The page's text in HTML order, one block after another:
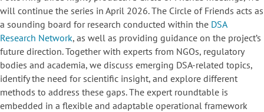
will continue the series in April 2026. The Circle of Friends acts as
a sounding board for research conducted within the DSA
Research Network, as well as providing guidance on the project’s
future direction. Together with experts from NGOs, regulatory
bodies and academia, we discuss emerging DSA-related topics,
identify the need for scientific insight, and explore different
methods to address these gaps. The expert roundtable is
embedded in a flexible and adaptable operational framework